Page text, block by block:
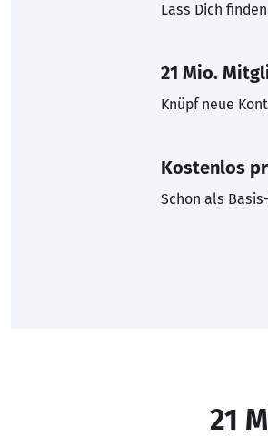
Lass Dich
21 Mio.
Knüpf neue
Kostenlos
Schon als
21